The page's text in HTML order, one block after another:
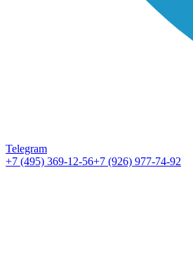
Telegram
+7 (495) 369-12-56+7 (926) 977-74-92